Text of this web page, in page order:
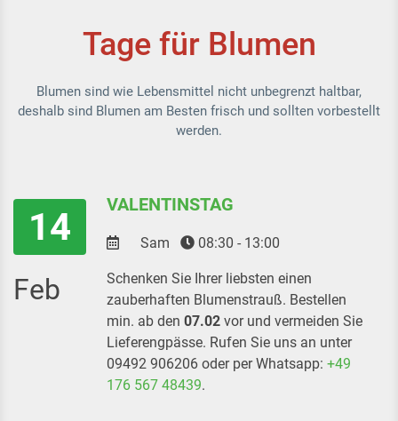
Tage für Blumen
Blumen sind wie Lebensmittel nicht unbegrenzt haltbar,
deshalb sind Blumen am Besten frisch und sollten vorbestellt
werden.
14
Feb
VALENTINSTAG
Sam 08:30 - 13:00
Schenken Sie Ihrer liebsten einen
zauberhaften Blumenstrauß. Bestellen
min. ab den 07.02 vor und vermeiden Sie
Lieferengpässe. Rufen Sie uns an unter
09492 906206 oder per Whatsapp: +49
176 567 48439.